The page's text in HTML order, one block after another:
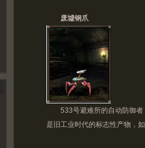
废墟钢爪
533号避难所的自动防御者
是旧工业时代的标志性产物，